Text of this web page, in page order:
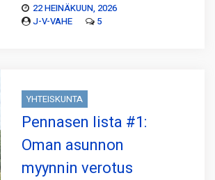
22 HEINÄKUUN, 2026
J-V-VAHE
5
YHTEISKUNTA
Pennasen lista #1:
Oman asunnon
myynnin verotus